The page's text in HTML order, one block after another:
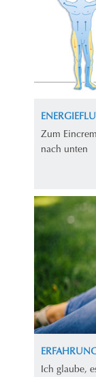
Zum
nach unten
Ich glaube,